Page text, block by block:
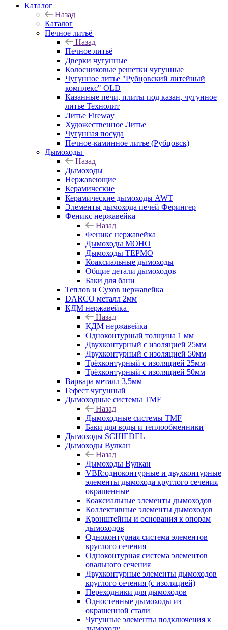
Каталог
Назад
Каталог
Печное литьё
Назад
Печное литьё
Дверки чугунные
Колосниковые решетки чугунные
Чугунное литье "Рубцовский литейный
комплекс" OLD
Казанные печи, плиты под казан, чугунное
литье Технолит
Литье Fireway
Художественное Литье
Чугунная посуда
Печное-каминное литье (Рубцовск)
Дымоходы
Назад
Дымоходы
Нержавеющие
Керамические
Керамические дымоходы AWT
Элементы дымохода печей Ферингер
Феникс нержавейка
Назад
Феникс нержавейка
Дымоходы МОНО
Дымоходы ТЕРМО
Коаксиальные дымоходы
Общие детали дымоходов
Баки для бани
Теплов и Сухов нержавейка
DARCO металл 2мм
КДМ нержавейка
Назад
КДМ нержавейка
Одноконтурный толщина 1 мм
Двухконтурный с изоляцией 25мм
Двухконтурный с изоляцией 50мм
Трёхконтурный с изоляцией 25мм
Трёхконтурный с изоляцией 50мм
Варвара металл 3,5мм
Гефест чугунный
Дымоходные системы TMF
Назад
Дымоходные системы TMF
Баки для воды и теплообменники
Дымоходы SCHIEDEL
Дымоходы Вулкан
Назад
Дымоходы Вулкан
VBR:одноконтурные и двухконтурные
элементы дымохода круглого сечения
окрашенные
Коаксиальные элементы дымоходов
Коллективные элементы дымоходов
Кронштейны и основания к опорам
дымоходов
Одноконтурная система элементов
круглого сечения
Одноконтурная система элементов
овального сечения
Двухконтурные элементы дымоходов
круглого сечения (с изоляцией)
Переходники для дымоходов
Одностенные дымоходы из
окрашенной стали
Чугунные элементы подключения к